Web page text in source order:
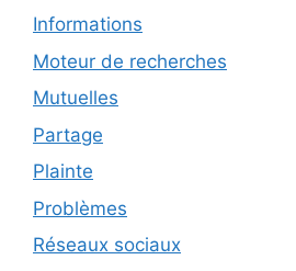
Informations
Moteur de recherches
Mutuelles
Partage
Plainte
Problèmes
Réseaux sociaux